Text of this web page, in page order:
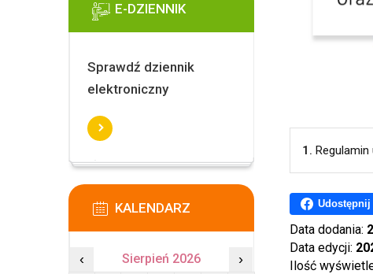
1.
Udostępnij
Data dodania:
Data edycji:
Ilość
E-DZIENNIK
Sprawdź dziennik
elektroniczny
KALENDARZ
‹ Sierpień 2026 ›